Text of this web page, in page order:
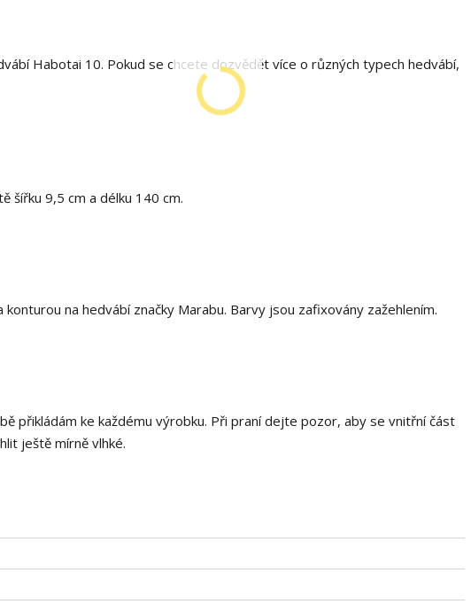
Habotai 10. Pokud se chcete dozvědět více o různých typech hedvábí,
šířku 9,5 cm a délku 140 cm.
na hedvábí značky Marabu. Barvy jsou zafixovány zažehlením.
přikládám ke každému výrobku. Při praní dejte pozor, aby se vnitřní část
ještě mírně vlhké.